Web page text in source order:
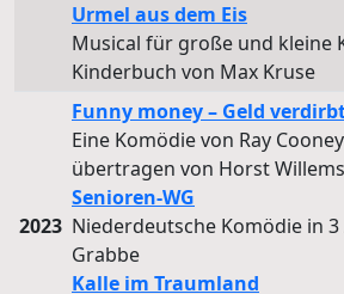
Urmel aus dem Eis
Musical für große und kleine
Kinderbuch von Max Kruse
2023
Funny money – Geld
Eine Komödie von Ray
übertragen von Horst Willems
Senioren-WG
Niederdeutsche Komödie in 3
Grabbe
Kalle im Traumland